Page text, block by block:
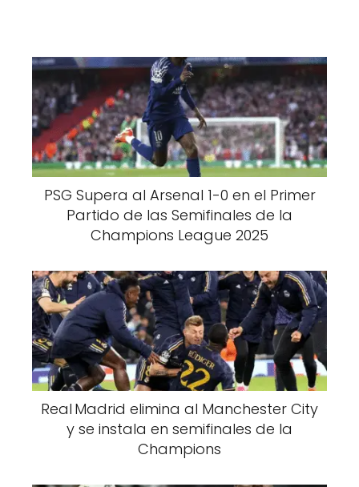
PSG Supera al Arsenal 1-0 en el Primer
Partido de las Semifinales de la
Champions League 2025
Real Madrid elimina al Manchester City
y se instala en semifinales de la
Champions